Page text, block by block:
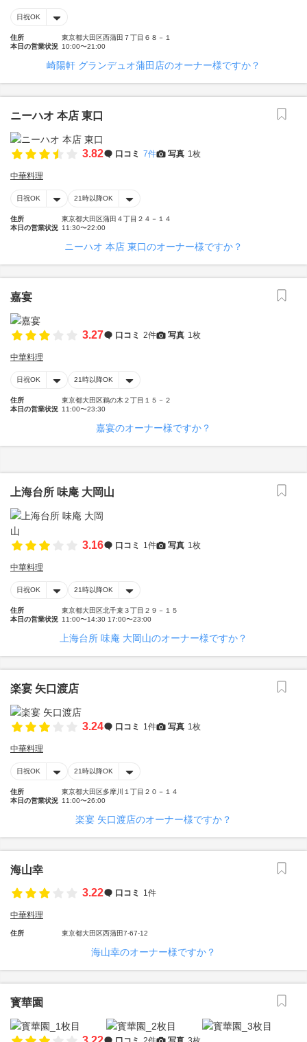
日祝OK
住所
東京都大田区西蒲田７丁目６８－１
本日の営業状況 10:00〜21:00
崎陽軒 グランデュオ蒲田店のオーナー様ですか？
ニーハオ 本店 東口
3.82 口コミ 7件 写真 1枚
中華料理
日祝OK 21時以降OK
住所
東京都大田区蒲田４丁目２４－１４
本日の営業状況 11:30〜22:00
ニーハオ 本店 東口のオーナー様ですか？
嘉宴
3.27 口コミ 2件 写真 1枚
中華料理
日祝OK 21時以降OK
住所
東京都大田区鵜の木２丁目１５－２
本日の営業状況 11:00〜23:30
嘉宴のオーナー様ですか？
上海台所 味庵 大岡山
3.16 口コミ 1件 写真 1枚
中華料理
日祝OK 21時以降OK
住所
東京都大田区北千束３丁目２９－１５
本日の営業状況 11:00〜14:30 17:00〜23:00
上海台所 味庵 大岡山のオーナー様ですか？
楽宴 矢口渡店
3.24 口コミ 1件 写真 1枚
中華料理
日祝OK 21時以降OK
住所
東京都大田区多摩川１丁目２０－１４
本日の営業状況 11:00〜26:00
楽宴 矢口渡店のオーナー様ですか？
海山幸
3.22
口コミ 1件
中華料理
住所 東京都大田区西蒲田7-67-12
海山幸のオーナー様ですか？
寳華園